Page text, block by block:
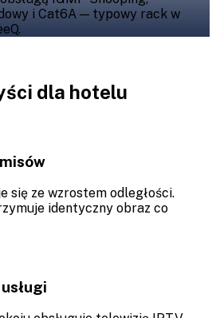
i Cat6A — typowy rack w
dla hotelu
się ze wzrostem odległości.
identyczny obraz co